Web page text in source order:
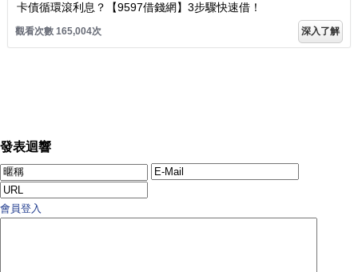
卡債循環滾利息？【9597借錢網】3步驟快速借！
觀看次數 165,004次 深入了解
發表迴響
會員登入